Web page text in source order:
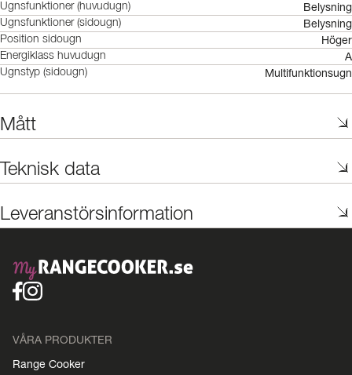
Ugnsfunktioner (huvudugn) Belysning
Ugnsfunktioner (sidougn) Belysning
Position sidougn Höger
Energiklass huvudugn A
Ugnstyp (sidougn) Multifunktionsugn
Mått
Teknisk data
Leveranstörsinformation
VÅRA PRODUKTER
Range Cooker